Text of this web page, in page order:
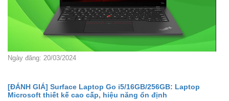
Ngày đăng: 20/03/2024
[ĐÁNH GIÁ] Surface Laptop Go i5/16GB/256GB: Laptop
Microsoft thiết kế cao cấp, hiệu năng ổn định